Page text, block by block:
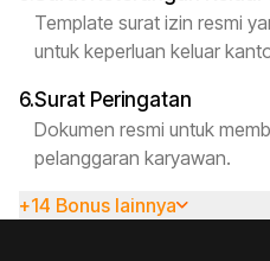
Template surat izin resmi
untuk keperluan keluar
6.Surat Peringatan
Dokumen resmi untuk
pelanggaran karyawan.
+14 Bonus lainnya